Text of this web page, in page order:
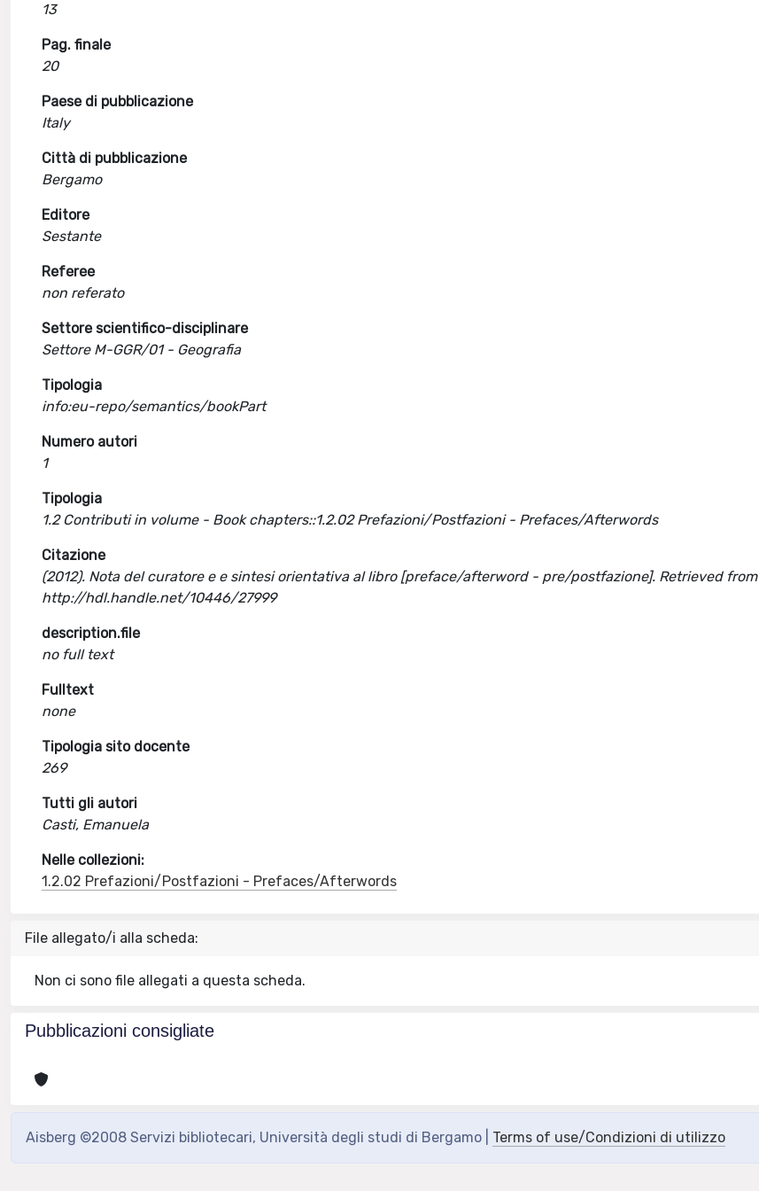
13
Pag. finale
20
Paese di pubblicazione
Italy
Città di pubblicazione
Bergamo
Editore
Sestante
Referee
non referato
Settore scientifico-disciplinare
Settore M-GGR/01 - Geografia
Tipologia
info:eu-repo/semantics/bookPart
Numero autori
1
Tipologia
1.2 Contributi in volume - Book chapters::1.2.02 Prefazioni/Postfazioni - Prefaces/Afterwords
Citazione
(2012). Nota del curatore e e sintesi orientativa al libro [preface/afterword - pre/postfazione]. Retrieved from
http://hdl.handle.net/10446/27999
description.file
no full text
Fulltext
none
Tipologia sito docente
269
Tutti gli autori
Casti, Emanuela
Nelle collezioni:
1.2.02 Prefazioni/Postfazioni - Prefaces/Afterwords
File allegato/i alla scheda:
Non ci sono file allegati a questa scheda.
Pubblicazioni consigliate
Aisberg ©2008 Servizi bibliotecari, Università degli studi di Bergamo | Terms of use/Condizioni di utilizzo